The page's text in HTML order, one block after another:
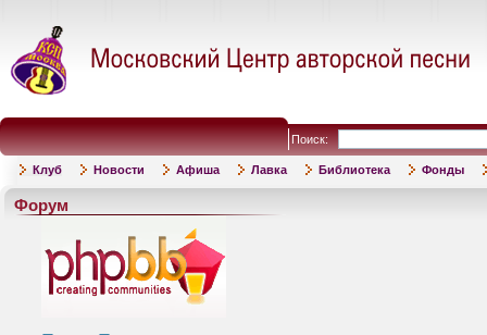
Поиск:
Клуб Новости Афиша Лавка Библиотека Фонды
Форум